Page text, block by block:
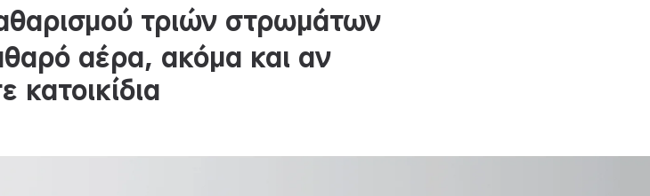
τριών στρωμάτων
αέρα, ακόμα και αν
κατοικίδια